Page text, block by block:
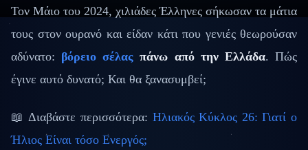
Τον Μάιο του 2024, χιλιάδες Έλληνες σήκωσαν τα μάτια
τους στον ουρανό και είδαν κάτι που γενιές θεωρούσαν
αδύνατο: βόρειο σέλας πάνω από την Ελλάδα. Πώς
έγινε αυτό δυνατό; Και θα ξανασυμβεί;
📖 Διαβάστε περισσότερα: Ηλιακός Κύκλος 26: Γιατί ο
Ήλιος Είναι τόσο Ενεργός;